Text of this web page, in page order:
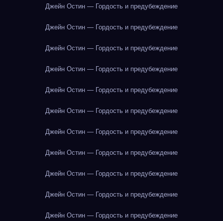
Джейн Остин — Гордость и предубеждение
Джейн Остин — Гордость и предубеждение
Джейн Остин — Гордость и предубеждение
Джейн Остин — Гордость и предубеждение
Джейн Остин — Гордость и предубеждение
Джейн Остин — Гордость и предубеждение
Джейн Остин — Гордость и предубеждение
Джейн Остин — Гордость и предубеждение
Джейн Остин — Гордость и предубеждение
Джейн Остин — Гордость и предубеждение
Джейн Остин — Гордость и предубеждение